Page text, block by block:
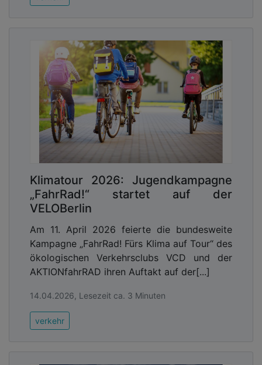
Klimatour 2026: Jugendkampagne
„FahrRad!“ startet auf der
VELOBerlin
Am 11. April 2026 feierte die bundesweite
Kampagne „FahrRad! Fürs Klima auf Tour“ des
ökologischen Verkehrsclubs VCD und der
AKTIONfahrRAD ihren Auftakt auf der[...]
14.04.2026, Lesezeit ca. 3 Minuten
verkehr